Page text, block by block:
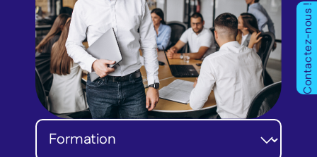
Contactez-nous !
Catégorie